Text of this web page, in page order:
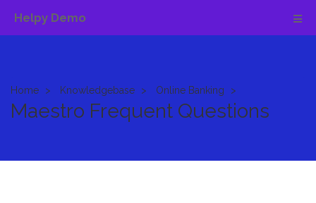
Helpy Demo
Home Knowledgebase Online Banking
Maestro Frequent Questions